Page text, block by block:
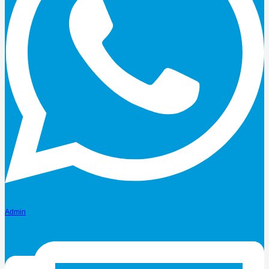
Admin